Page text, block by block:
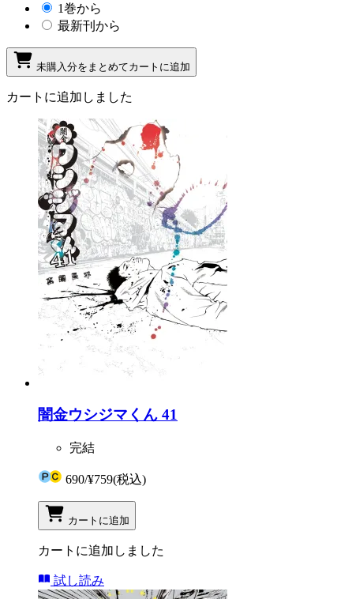
1巻から
最新刊から
未購入分をまとめてカートに追加
カートに追加しました
闇金ウシジマくん 41
完結
690/¥759(税込)
カートに追加
カートに追加しました
試し読み